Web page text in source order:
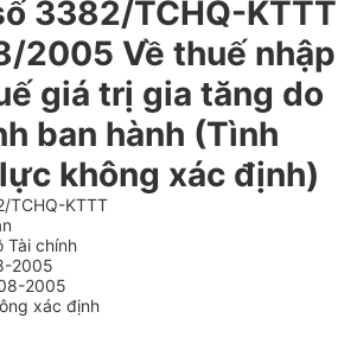
3382/TCHQ-KTTT
2005 Về thuế nhập
giá trị gia tăng do
ban hành (Tình
không xác định)
TCHQ-KTTT
Tài chính
2005
2005
xác định